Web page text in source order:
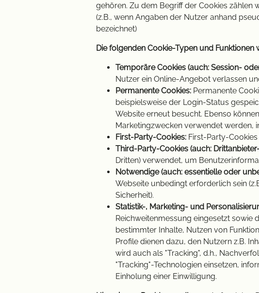
gehören. Zu dem Begriff der Cookies zählen
(z.B., wenn Angaben der Nutzer anhand
bezeichnet)
Die folgenden Cookie-Typen und Funktionen
Temporäre Cookies (auch: Session-
Nutzer ein Online-Angebot verlassen
Permanente Cookies: Permanente
beispielsweise der Login-Status
Website erneut besucht. Ebenso
Marketingzwecken verwendet werden,
First-Party-Cookies: First-Party-
Third-Party-Cookies (auch:
Dritten) verwendet, um
Notwendige (auch: essentielle oder
Webseite unbedingt erforderlich sein
Sicherheit).
Statistik-, Marketing- und
Reichweitenmessung eingesetzt sowie
bestimmter Inhalte, Nutzen von
Profile dienen dazu, den Nutzern z.B.
wird auch als "Tracking", d.h.,
"Tracking"-Technologien einsetzen,
Einholung einer Einwilligung.